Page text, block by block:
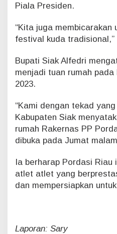
B
e
k
e
n
g
Piala Presiden.
“Kita juga membicarakan
festival kuda
Bupati Siak Alfedri
menjadi tuan rumah
2023.
“Kami dengan tekad
Kabupaten Siak
rumah Rakernas PP
dibuka pada Jumat
Ia berharap Pordasi Riau
atlet atlet yang
dan mempersiapkan
Laporan: Sary